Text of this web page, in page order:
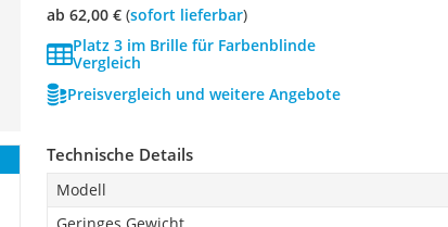
ab 62,00 €( Sofort lieferbar)
Platz 3 im Brille für Farbenblinde
Vergleich
Preisvergleich und weitere Angebote
Technische Details
Modell